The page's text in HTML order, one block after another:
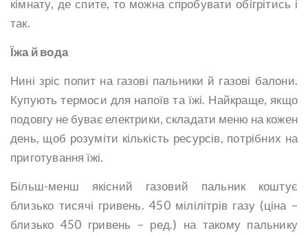
кімнату, де спите, то можна спробувати обігрітись і
так.
Їжа й вода
Нині зріс попит на газові пальники й газові балони.
Купують термоси для напоїв та їжі. Найкраще, якщо
подовгу не буває електрики, складати меню на кожен
день, щоб розуміти кількість ресурсів, потрібних на
приготування їжі.
Більш-менш якісний газовий пальник коштує
близько тисячі гривень. 450 мілілітрів газу (ціна –
близько 450 гривень – ред.) на такому пальнику